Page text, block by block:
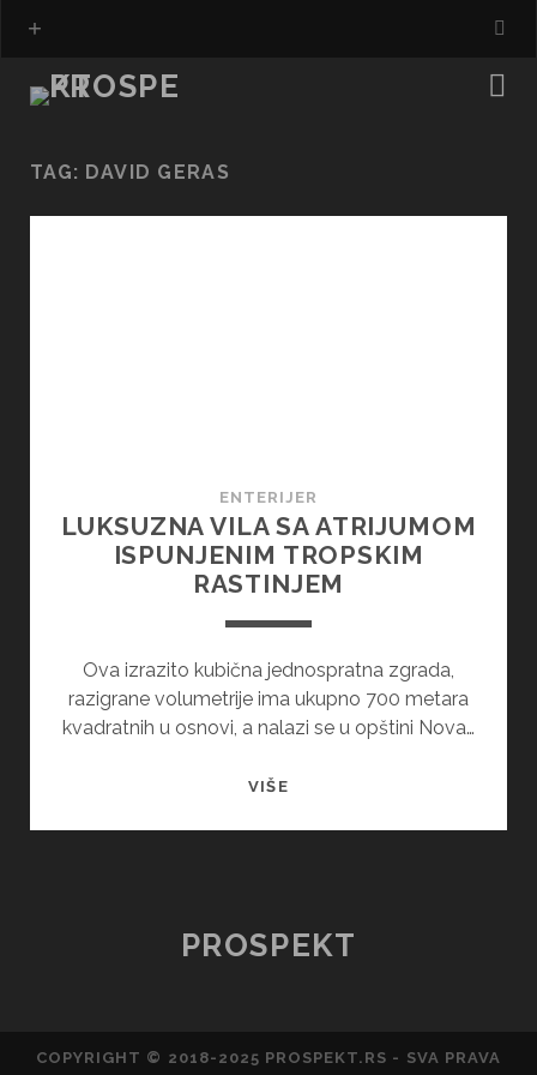
TAG: DAVID GERAS
ENTERIJER
LUKSUZNA VILA SA ATRIJUMOM
ISPUNJENIM TROPSKIM
RASTINJEM
Ova izrazito kubična jednospratna zgrada,
razigrane volumetrije ima ukupno 700 metara
kvadratnih u osnovi, a nalazi se u opštini Nova…
VIŠELUKSUZNA
RASTINJEM
PROSPEKT
COPYRIGHT © 2018-2025 PROSPEKT.RS - SVA PRAVA